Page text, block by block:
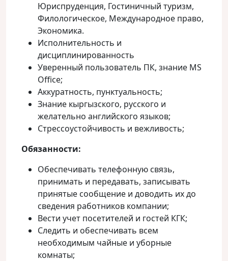
Юриспруденция, Гостиничный туризм,
Филологическое, Международное право,
Экономика.
Исполнительность и
дисциплинированность
Уверенный пользователь ПК, знание MS
Office;
Аккуратность, пунктуальность;
Знание кыргызского, русского и
желательно английского языков;
Стрессоустойчивость и вежливость;
Обязанности:
Обеспечивать телефонную связь,
принимать и передавать, записывать
принятые сообщение и доводить их до
сведения работников компании;
Вести учет посетителей и гостей КГК;
Следить и обеспечивать всем
необходимым чайные и уборные
комнаты;